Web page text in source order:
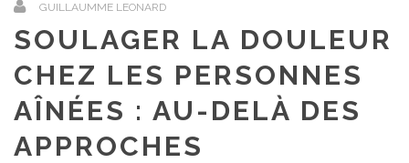
GUILLAUMME LEONARD
SOULAGER LA DOULEUR
CHEZ LES PERSONNES
AÎNÉES : AU-DELÀ DES
APPROCHES